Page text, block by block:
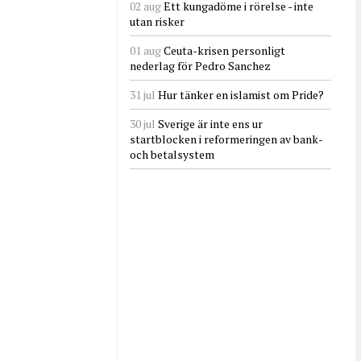
02 augEtt kungadöme i rörelse - inte
utan risker
01 augCeuta-krisen personligt
nederlag för Pedro Sanchez
31 jul Hur tänker en islamist om Pride?
30 jul Sverige är inte ens ur
startblocken i reformeringen av bank-
och betalsystem